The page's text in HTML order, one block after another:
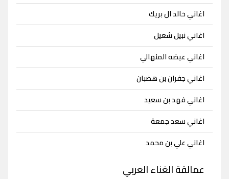
اغاني خالد ال بريك
اغاني نبيل شعيل
اغاني عيضه المنهالي
اغاني جفران بن هضبان
اغاني فهد بن سعيد
اغاني سعد جمعة
اغاني علي بن محمد
عمالقة الغناء العربي